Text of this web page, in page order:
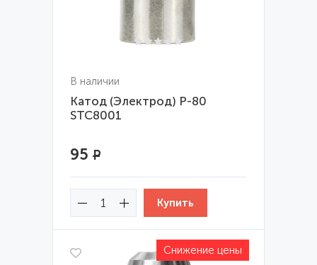
В наличии
Катод (Электрод) P-80
STC8001
95 Р
Снижение цены